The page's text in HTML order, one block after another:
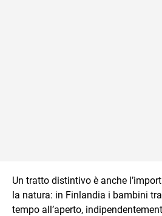
Un tratto distintivo è anche
la natura: in Finlandia i bambini
tempo all’aperto,